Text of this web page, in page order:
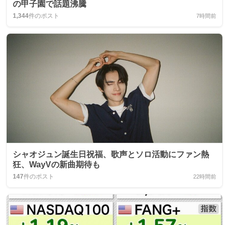
の甲子園で話題沸騰
1,344件のポスト 7時間前
シャオジュン誕生日祝福、歌声とソロ活動にファン熱
狂、WayVの新曲期待も
147件のポスト 22時間前